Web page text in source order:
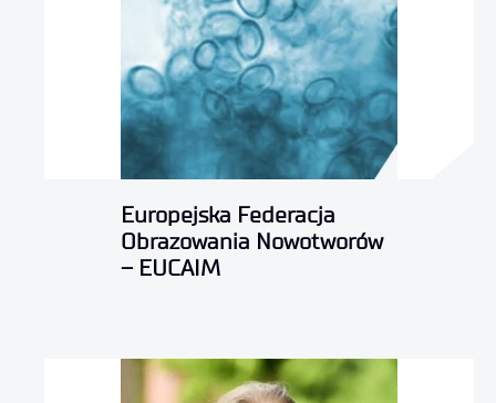
Europejska Federacja
Obrazowania Nowotworów
– EUCAIM